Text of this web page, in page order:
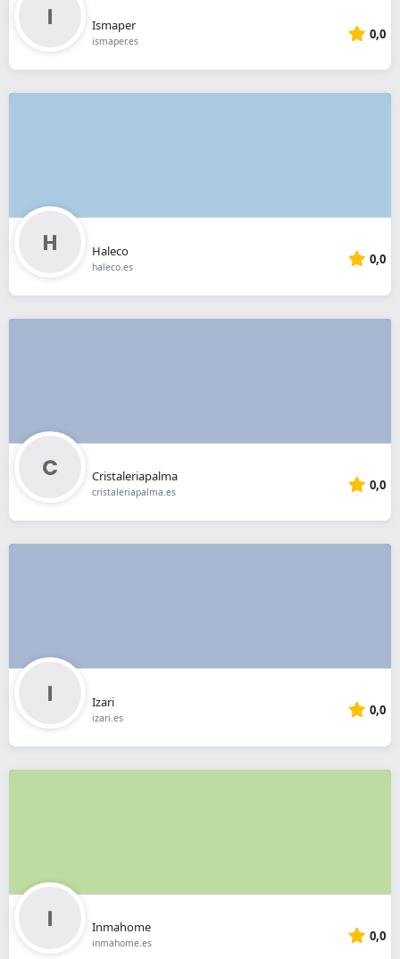
Ismaper
ismaper.es 0,0
Haleco
haleco.es 0,0
Cristaleriapalma
cristaleriapalma.es 0,0
Izari
izari.es 0,0
Inmahome
inmahome.es 0,0